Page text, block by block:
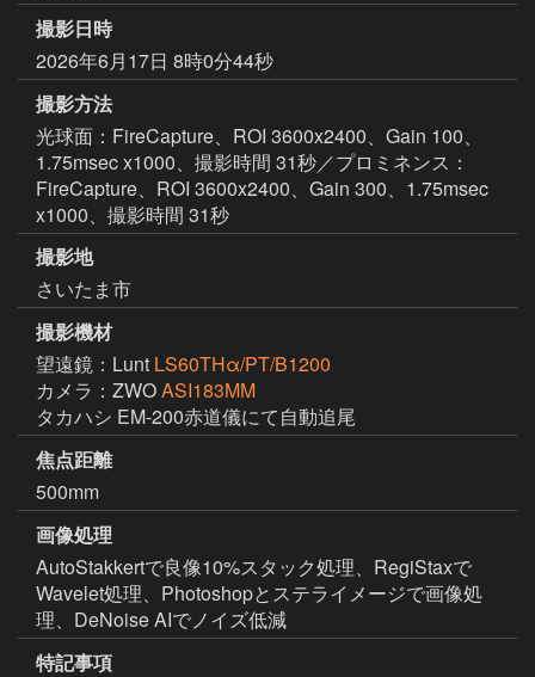
撮影日時
2026年6月17日 8時0分44秒
撮影方法
光球面：FireCapture、ROI 3600x2400、Gain 100、
1.75msec x1000、撮影時間 31秒／プロミネンス：
FireCapture、ROI 3600x2400、Gain 300、1.75msec
x1000、撮影時間 31秒
撮影地
さいたま市
撮影機材
望遠鏡：Lunt LS60THα/PT/B1200
カメラ：ZWOASI183MM
タカハシ EM-200赤道儀にて自動追尾
焦点距離
500mm
画像処理
AutoStakkertで良像10%スタック処理、RegiStaxで
Wavelet処理、Photoshopとステライメージで画像処
理、DeNoise AIでノイズ低減
特記事項